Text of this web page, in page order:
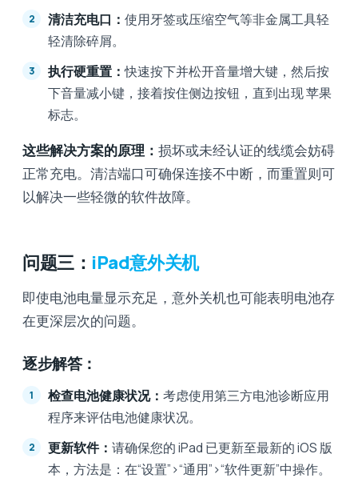
清洁充电口： 使用牙签或压缩空气等非金属工具轻
轻清除碎屑。
执行硬重置：快速按下并松开音量增大键，然后按
下音量减小键，接着按住侧边按钮，直到出现 苹果
标志。
这些解决方案的原理： 损坏或未经认证的线缆会妨碍
正常充电。清洁端口可确保连接不中断，而重置则可
以解决一些轻微的软件故障。
问题三： iPad意外关机
即使电池电量显示充足，意外关机也可能表明电池存
在更深层次的问题。
逐步解答：
检查电池健康状况： 考虑使用第三方电池诊断应用
程序来评估电池健康状况。
更新软件： 请确保您的 iPad 已更新至最新的 iOS 版
本，方法是：在“设置”>“通用”>“软件更新”中操作。